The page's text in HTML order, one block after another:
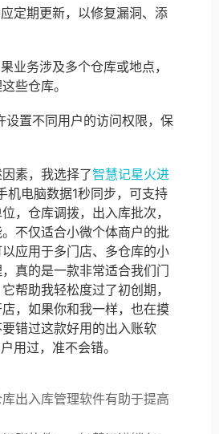
定期更新，以修复漏洞、添
业务涉及多个仓库或地点，
些仓库。
设置不同用户的访问权限，保
素，我选择了智慧记星火进
机电脑数据1秒同步，可支持
，仓库调拨，出入库批次，
不仅适合小微个体商户的批
应用于多门店、多仓库的小
真的是一款非常适合我们门
帮助我轻松度过了初创期，
，如果你和我一样，也在摸
错过这款好用的出入账软
用过，准不会错。
出入库管理软件有助于提高